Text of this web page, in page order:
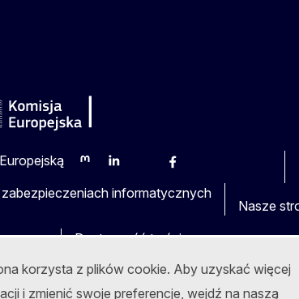
korzysta z plików cookie. Aby uzyskać więcej
i zmienić swoje preferencje, wejdź na naszą
MastodonLinkedInBlueskyFacebook
zabezpieczeniach informatycznych
Nasze
prawne
Dostępność treści